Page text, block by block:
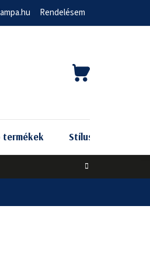
Rendelésem
KOSÁR
termékek Stílus szerint